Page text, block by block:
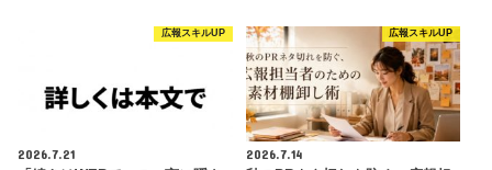
広報スキルUP
2026.7.21
広報スキルUP
2026.7.14